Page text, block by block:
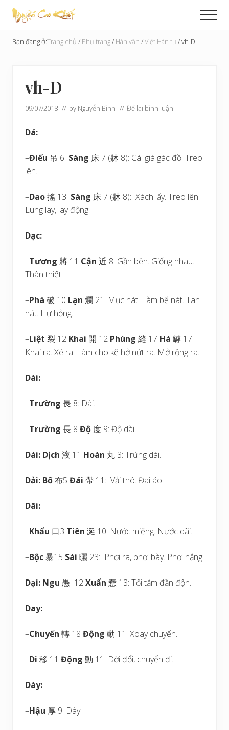
Menu
Skip
content
qua
sidebar
Tạo
Hoàn
Bạn đang ở:Trang chủ / Phụ trang/ Hán văn /Việt Hán tự/vh-D
vh-D
09/07/2018 // by Nguyễn Bình // Để lại bình luận
Dá:
–Điếu 吊 6 Sàng 床 7 (牀 8): Cái giá gác đồ. Treo
lên.
–Dao搖 13 Sàng 床 7 (牀 8): Xách lấy. Treo lên.
Lung lay, lay động.
Dạc:
–Tương 將 11 Cận 近 8: Gần bên. Giống nhau.
Thân thiết.
–Phá 破 10 Lạn 爛 21: Mục nát. Làm bể nát. Tan
nát. Hư hỏng.
–Liệt 裂 12 Khai 開 12 Phùng 縫 17 Há 罅 17:
Khai ra. Xé ra. Làm cho kẽ hở nứt ra. Mở rộng ra.
Dài:
–Trường 長 8: Dài.
–Trường 長 8 Độ 度 9: Độ dài.
Dái: Dịch 液 11 Hoàn 丸 3: Trứng dái.
Dải: Bố布5 Đái 帶 11: Vải thô. Đai áo.
Dãi:
–Khẩu 口3 Tiên 涎 10: Nước miếng. Nước dãi.
–Bộc暴15 Sái 曬 23: Phơi ra, phơi bày. Phơi nắng.
Dại: Ngu 愚 12Xuẩn 憃 13: Tối tăm đần độn.
Day:
–Chuyển 轉 18 Động 動 11: Xoay chuyển.
–Di 移 11 Động 動 11: Dời đổi, chuyển đi.
Dày:
–Hậu 厚 9: Dày.